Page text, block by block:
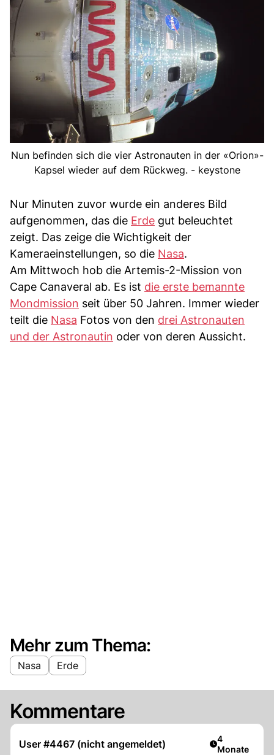
Nun befinden sich die vier Astronauten in der «Orion»-
Kapsel wieder auf dem Rückweg. - keystone
Nur Minuten zuvor wurde ein anderes Bild
aufgenommen, das die Erde gut beleuchtet
zeigt. Das zeige die Wichtigkeit der
Kameraeinstellungen, so die Nasa.
Am Mittwoch hob die Artemis-2-Mission von
Cape Canaveral ab. Es ist die erste bemannte
Mondmission seit über 50 Jahren. Immer wieder
teilt die Nasa Fotos von den drei Astronauten
und der Astronautin oder von deren Aussicht.
Mehr zum Thema:
Nasa Erde
Kommentare
User #4467 (nicht angemeldet) Artikel
4
Monate